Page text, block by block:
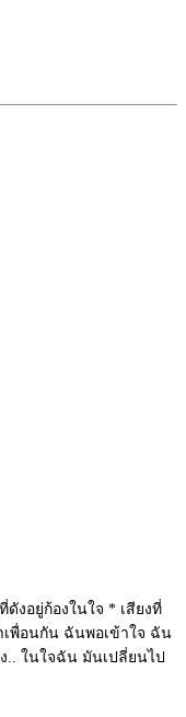
งอยู่ก้องในใจ * เสียงที่
เพื่อนกัน ฉันพอเข้าใจ ฉัน
.. ในใจฉัน มันเปลี่ยนไป